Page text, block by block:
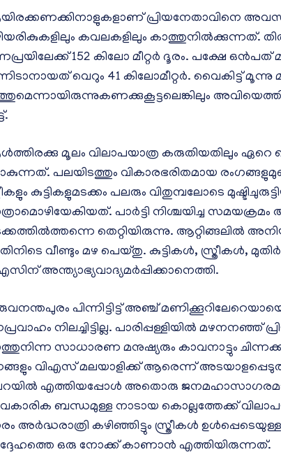
പ്രിയനേതാവിനെ
കവലകളിലും കാത്തുനിൽക്കുന്നത്.
152 കിലോ മീറ്റർ ദൂരം. പക്ഷേ
വെറും 41 കിലോമീറ്റർ. വൈകിട്ട്
മൂലം വിലാപയാത്ര കരുതിയതിലും
പലയിടത്തും വികാരഭരിതമായ
കുട്ടികളുമടക്കം പലരും വിതുമ്പലോടെ
പാർട്ടി നിശ്ചയിച്ച
തെറ്റിയിരുന്നു. ആറ്റിങ്ങലിൽ
വീണ്ടും മഴ പെയ്തു. കുട്ടികൾ, സ്ത്രീകൾ,
അന്ത്യാഭ്യവാദ്യമർപ്പിക്കാനെത്തി.
പിന്നിട്ടിട്ട് അഞ്ച്
നിലച്ചിട്ടില്ല. പാരിപ്പള്ളിയില്‍ മഴനനഞ്ഞ്
സാധാരണ മനുഷ്യരും കാവനാട്ടും
വിഎസ് മലയാളിക്ക് ആരെന്ന്
എത്തിയപ്പോള്‍ അതൊരു
ബന്ധമുള്ള നാടായ കൊല്ലത്തേക്ക്
അര്‍ദ്ധരാത്രി കഴിഞ്ഞിട്ടും സ്ത്രീകള്‍
ഒരു നോക്ക് കാണാൻ എത്തിയിരുന്നത്.